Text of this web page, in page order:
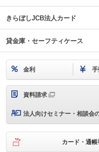
きらぼしJCB法人カード
貸金庫・セーフティケース
金利
資料請求
法人向けセミナー・相談会
カード・通